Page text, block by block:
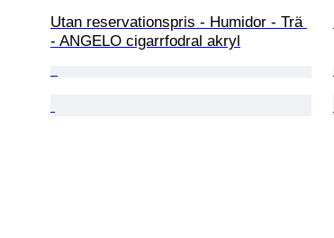
Utan reservationspris - Humidor - Trä
- ANGELO cigarrfodral akryl